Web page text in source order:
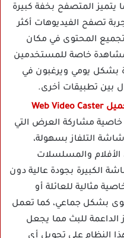
يتميز المتصفح بخفة كبيرة
تصفح الفيديوهات أكثر
المحتوى في مكان
خاصة للمستخدمين
بشكل يومي ويرغبون في
بين تطبيقات أخرى.
تحميل Web Video Caster
مشاركة العرض التي
التلفاز بسهولة،
والمسلسلات
الكبيرة بجودة عالية دون
مثالية للعائلة أو
بشكل جماعي، كما تعمل
الداعمة للبث مما يجعل
النظام على تحويل أي